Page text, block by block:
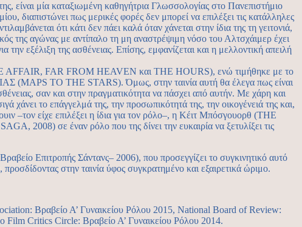
μία καταξιωμένη καθηγήτρια Γλωσσολογίας στο Πανεπιστήμιο
διαπιστώνει πως μερικές φορές δεν μπορεί να επιλέξει τις κατάλληλες
ότι κάτι δεν πάει καλά όταν χάνεται στην ίδια της τη γειτονιά,
της αγώνας με αντίπαλο τη μη αναστρέψιμη νόσο του Αλτσχάιμερ έχει
την εξέλιξη της ασθένειας. Επίσης, εμφανίζεται και η μελλοντική απειλή
FAR FROM HEAVEN και THE HOURS), ενώ τιμήθηκε με το
(MAPS TO THE STARS). Όμως, στην ταινία αυτή θα έλεγα πως είναι
σαν και στην πραγματικότητα να πάσχει από αυτήν. Με χάρη και
χάνει το επάγγελμά της, την προσωπικότητά της, την οικογένειά της και,
–τον είχε επιλέξει η ίδια για τον ρόλο–, η Κέιτ Μπόσγουορθ (THE
2008) σε έναν ρόλο που της δίνει την ευκαιρία να ξετυλίξει τις
Επιτροπής Σάντανς– 2006), που προσεγγίζει το συγκινητικό αυτό
στην ταινία ύφος συγκρατημένο και εξαιρετικά ώριμο.
Βραβείο Α’ Γυναικείου Ρόλου 2015, National Board of Review:
Film Critics Circle: Βραβείο Α’ Γυναικείου Ρόλου 2014.